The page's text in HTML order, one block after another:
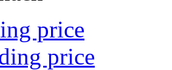
price
price